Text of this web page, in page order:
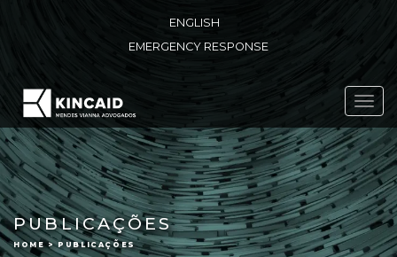
ENGLISH
EMERGENCY RESPONSE
PUBLICAÇÕES
HOME > PUBLICAÇÕES